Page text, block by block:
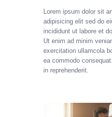
Lorem ipsum dolor sit
adipisicing elit sed do
incididunt ut labore et
Ut enim ad minim
exercitation ullamcola
ea commodo
in reprehenderit.